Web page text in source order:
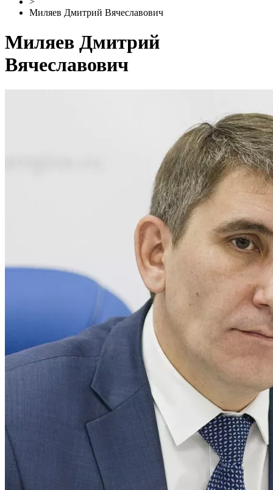
Миляев Дмитрий Вячеславович
Миляев Дмитрий
Вячеславович